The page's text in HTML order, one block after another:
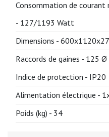
Consommation de courant
- 127/1193 Watt
Dimensions -
Raccords de gaines - 125 Ø
Indice de protection - IP20
Alimentation électrique -
Poids (kg) - 34